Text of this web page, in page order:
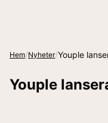
Hem/Nyheter/Youple
Youple